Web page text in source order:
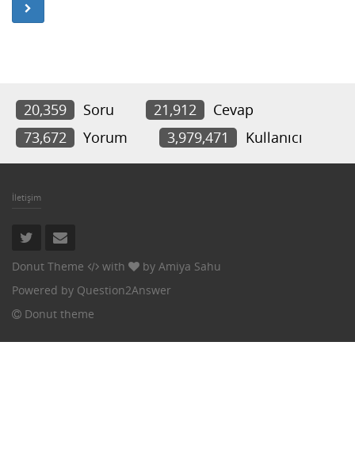
20,359 Soru 21,912
Cevap
73,672
Yorum 3,979,471 Kullanıcı
İletişim
Donut Theme with by Amiya Sahu
Powered by Question2Answer
Donut theme